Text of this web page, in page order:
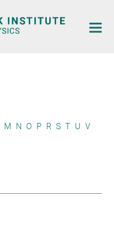
M N O P R S T U V